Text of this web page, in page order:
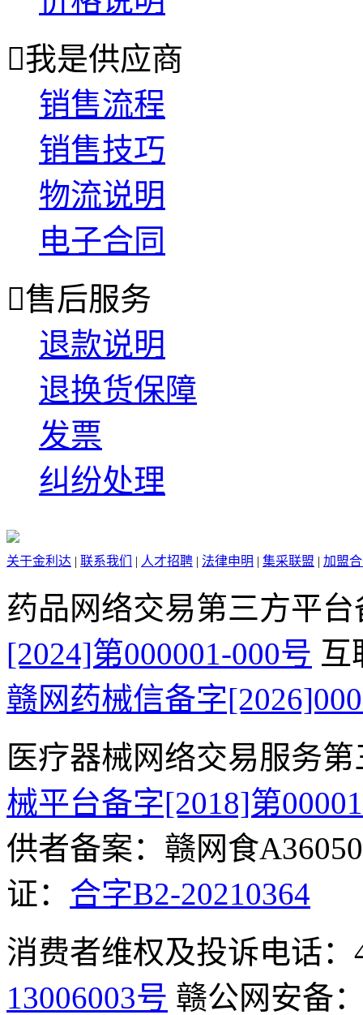
我是供应商
销售流程
销售技巧
物流说明
电子合同
售后服务
退款说明
退换货保障
发票
纠纷处理
关于金利达 | 联系我们 | 人才招聘 | 法律申明 | 集采联盟 | 加盟
药品网络交易第三方平
[2024]第000001-000号 互
赣网药械信备字
医疗器械网络交易服务
械平台备字[2018]第
供者备案：赣网食
证： 合字B2-20210364
消费者维权及投诉电话：
13006003号 赣公网安备